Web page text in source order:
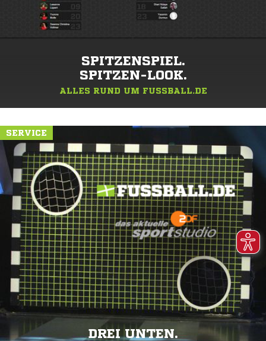
SPITZENSPIEL.
SPITZEN-LOOK.
ALLES RUND UM FUSSBALL.DE
SERVICE
DREI UNTEN.